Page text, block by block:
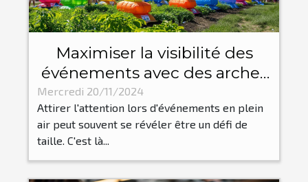
Maximiser la visibilité des
événements avec des arches
gonflables personnalisées
Mercredi 20/11/2024
Attirer l'attention lors d'événements en plein
air peut souvent se révéler être un défi de
taille. C'est là...